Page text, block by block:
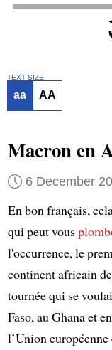
TEXT SIZE
aa AA
Macron en
6 December
En bon français,
qui peut vous
l'occurrence, le
continent africain
tournée qui se
Faso, au Ghana et
l’Union